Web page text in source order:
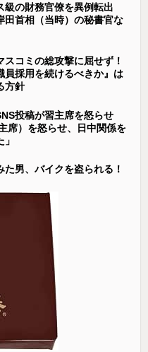
級の財務官僚を異例転出
首相（当時）の秘書官な
スコミの総攻撃に屈せず！
員採用を続けるべきか』は
方針
投稿が習主席を怒らせ
席）を怒らせ、日中関係を
た男、バイクを盗られる！